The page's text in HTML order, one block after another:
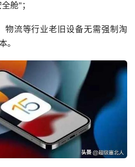
舱"；
物流等行业老旧设备无需强制淘
。